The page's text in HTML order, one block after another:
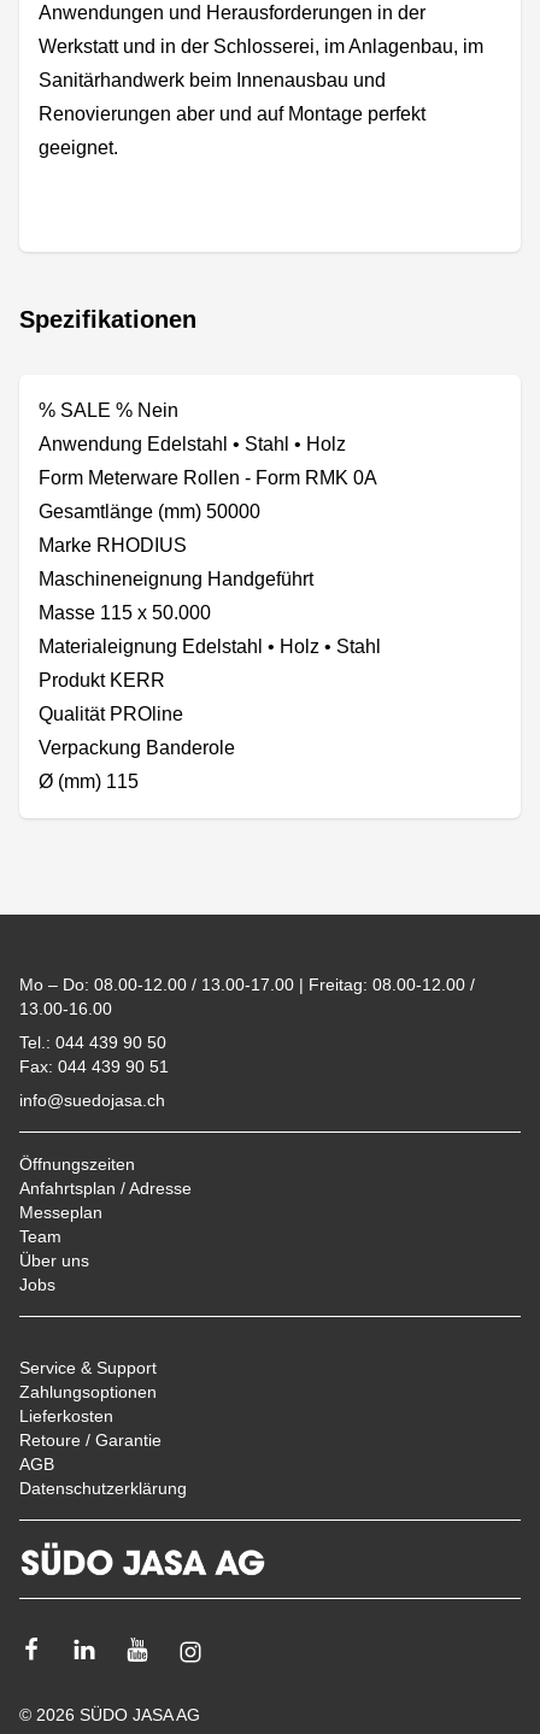
Anwendungen und Herausforderungen in der
Werkstatt und in der Schlosserei, im Anlagenbau, im
Sanitärhandwerk beim Innenausbau und
Renovierungen aber und auf Montage perfekt
geeignet.
Spezifikationen
% SALE % Nein
Anwendung Edelstahl • Stahl • Holz
Form Meterware Rollen - Form RMK 0A
Gesamtlänge (mm) 50000
Marke RHODIUS
Maschineneignung Handgeführt
Masse 115 x 50.000
Materialeignung Edelstahl • Holz • Stahl
Produkt KERR
Qualität PROline
Verpackung Banderole
Ø (mm) 115
Mo – Do: 08.00-12.00 / 13.00-17.00 | Freitag: 08.00-12.00 /
13.00-16.00
Tel.: 044 439 90 50
Fax: 044 439 90 51
info@suedojasa.ch
Öffnungszeiten
Anfahrtsplan / Adresse
Messeplan
Team
Über uns
Jobs
Service & Support
Zahlungsoptionen
Lieferkosten
Retoure / Garantie
AGB
Datenschutzerklärung
FacebookLinkedinYoutubeInstagram
© 2026 SÜDO JASA AG